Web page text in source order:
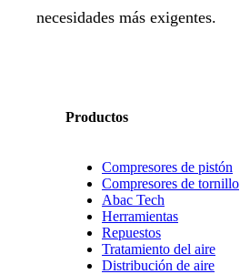
necesidades más exigentes.
Productos
Compresores de pistón
Compresores de tornillo
Abac Tech
Herramientas
Repuestos
Tratamiento del aire
Distribución de aire